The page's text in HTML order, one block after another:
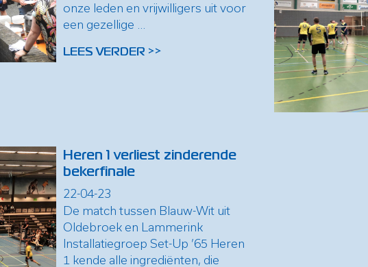
onze leden en vrijwilligers uit voor
een gezellige ...
LEES VERDER >>
Heren 1 verliest zinderende
bekerfinale
22-04-23
De match tussen Blauw-Wit uit
Oldebroek en Lammerink
Installatiegroep Set-Up ’65 Heren
1 kende alle ingrediënten, die